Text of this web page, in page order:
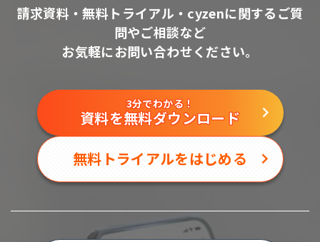
請求資料・無料トライアル・cyzenに関するご質
問やご相談など
お気軽にお問い合わせください。
3分でわかる！
資料を無料ダウンロード
無料トライアルをはじめる